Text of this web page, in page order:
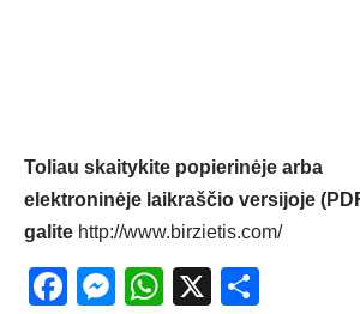
Toliau skaitykite popierinėje arba
elektroninėje laikraščio versijoje
galite http://www.birzietis.com/
Facebook
Messenger
WhatsApp
X